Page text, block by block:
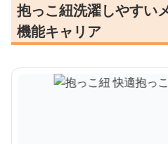
抱っこ紐洗濯しやすい
機能キャリア